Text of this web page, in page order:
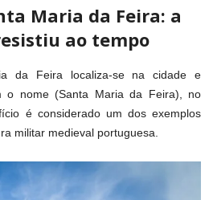
Maria da Feira: a
ao tempo
da Feira localiza-se na cidade e
o nome (Santa Maria da Feira), no
é considerado um dos exemplos
militar medieval portuguesa.